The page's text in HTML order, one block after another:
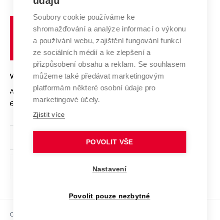
Systém zajišťování kvality výzkumu
Výzkumné infrastruktury
Transfer znalostí
Open Science
Projekty
Projekty ze strukturálních fondů
Specifický výzkum
Spolupráce se školami
Mezinárodní dohody
Univerzitní sítě
Profil univerzity
Udržitelná univerzita
Podnikavá univerzita / ContriBUTe
Bezpečná univerzita
Vyznamenání
Organizační struktura
Ochrana osobních údajů
odkaz)
Sociální bezpečí
učení
technické
Brně
VYSOKÉ UČENÍ TECHNICKÉ V BRNĚ
Antonínská 548/1
602 00 Brno
www.vut.cz
vut@vutbr.cz
Copyright © 2026 VUT
Soubory cookie používáme ke
shromažďování a analýze informací o výkonu
a používání webu, zajištění fungování funkcí
ze sociálních médií a ke zlepšení a
přizpůsobení obsahu a reklam. Se souhlasem
můžeme také předávat marketingovým
platformám některé osobní údaje pro
marketingové účely.
Zjistit více
POVOLIT VŠE
Nastavení
Povolit pouze nezbytné